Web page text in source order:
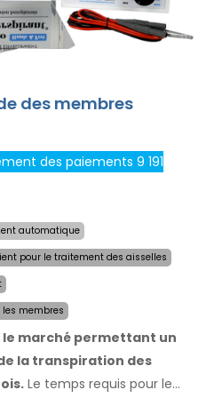
des membres
des paiements 9 191
automatique
pour le traitement des aisselles
membres
marché permettant un
la transpiration des
Le temps requis pour le